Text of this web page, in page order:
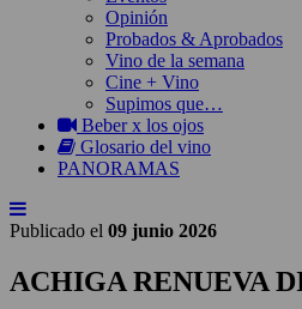
Opinión
Probados & Aprobados
Vino de la semana
Cine + Vino
Supimos que…
Beber x los ojos
Glosario del vino
PANORAMAS
Publicado el 09 junio 2026
ACHIGA RENUEVA